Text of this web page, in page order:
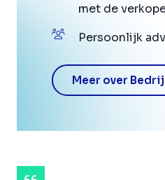
met de
Persoonlijk
Meer over